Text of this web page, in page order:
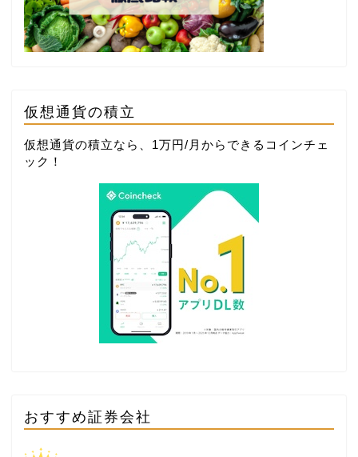
仮想通貨の積立
仮想通貨の積立なら、1万円/月からできる コインチェ
ック ！
おすすめ証券会社